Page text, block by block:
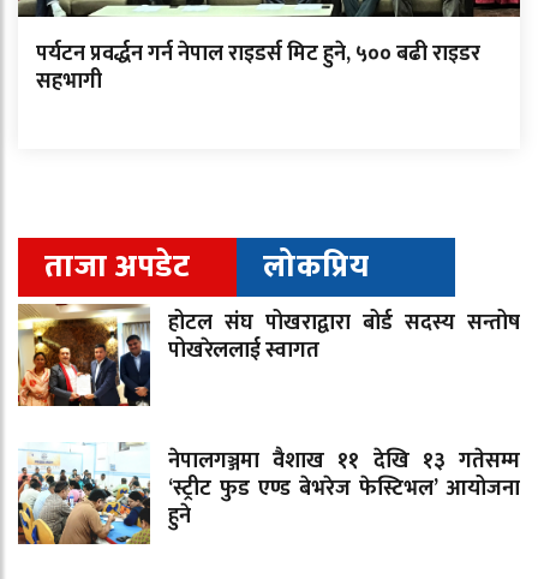
पर्यटन प्रवर्द्धन गर्न नेपाल राइडर्स मिट हुने, ५०० बढी राइडर
सहभागी
ताजा अपडेट लोकप्रिय
होटल संघ पोखराद्वारा बोर्ड सदस्य सन्तोष
पोखरेललाई स्वागत
नेपालगञ्जमा वैशाख ११ देखि १३ गतेसम्म
‘स्ट्रीट फुड एण्ड बेभरेज फेस्टिभल’ आयोजना
हुने